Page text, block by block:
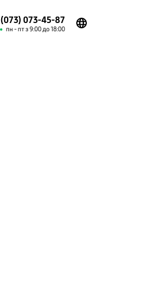
(073) 073-45-87
пн - пт з 9:00 до 18:00